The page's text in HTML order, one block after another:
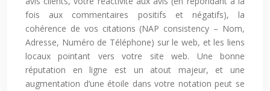
fois aux commentaires positifs et négatifs), la
cohérence de vos citations (NAP consistency – Nom,
Adresse, Numéro de Téléphone) sur le web, et les liens
locaux pointant vers votre site web. Une bonne
réputation en ligne est un atout majeur, et une
augmentation d’une étoile dans votre notation peut se